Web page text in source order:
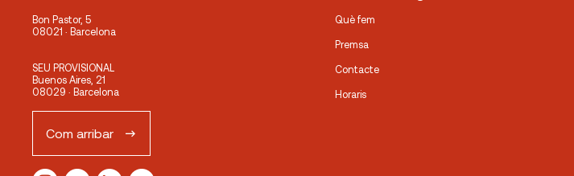
Bon Pastor, 5
08021 · Barcelona
SEU PROVISIONAL
Buenos Aires, 21
08029 · Barcelona
Com arribar
Què fem
Premsa
Contacte
Horaris